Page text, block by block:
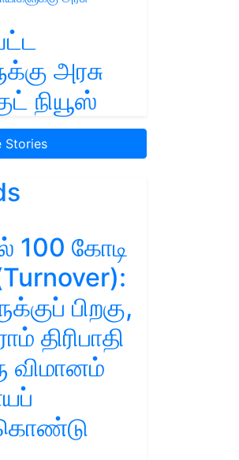
அரசு
நியூஸ்
Stories
100 கோடி
பிறகு,
திரிபாதி
விமானம்
கொண்டு